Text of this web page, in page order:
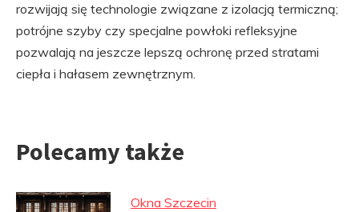
rozwijają się technologie związane z izolacją termiczną;
potrójne szyby czy specjalne powłoki refleksyjne
pozwalają na jeszcze lepszą ochronę przed stratami
ciepła i hałasem zewnętrznym.
Polecamy także
Okna Szczecin